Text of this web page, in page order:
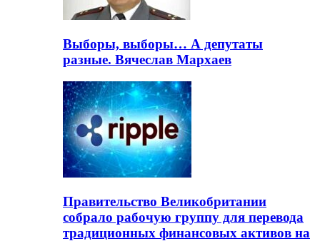
Выборы, выборы… А депутаты
разные. Вячеслав Мархаев
Правительство Великобритании
собрало рабочую группу для перевода
традиционных финансовых активов на